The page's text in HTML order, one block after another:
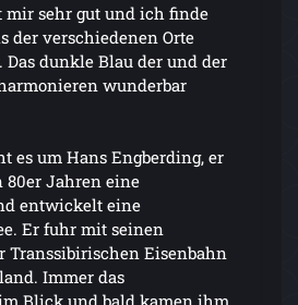
mir sehr gut und ich finde
der verschiedenen Orte
Das dunkle Blau der und der
wunderbar
es um Hans Engberding, er
80er Jahren eine
entwickelt eine
Er fuhr mit seinen
Transsibirischen Eisenbahn
Immer das
Blick und bald kamen ihm